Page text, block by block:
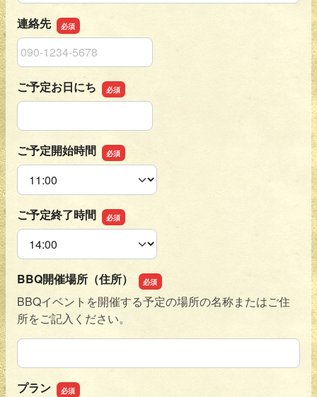
連絡先
連絡先
ご予定お日にち
ご予定お日にち
ご予定開始時間
ご予定開始時間
ご予定終了時間
ご予定終了時間
BBQ開催場所（住所）
BBQイベントを開催する予定の場所の名称またはご住
所をご記入ください。
BBQ開催場所（住所）
プラン